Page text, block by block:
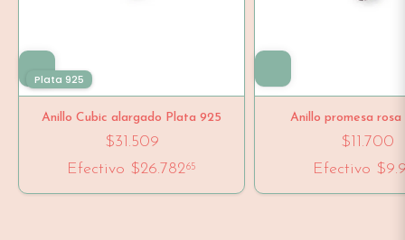
Plata 925
Anillo Cubic alargado Plata 925
$31.509
Efectivo $26.78265
Anillo promesa
$11.700
Efectivo